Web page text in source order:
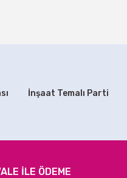
Metalik Sedefli Gold
İnşaat Temalı Parti
İLE ÖDEME